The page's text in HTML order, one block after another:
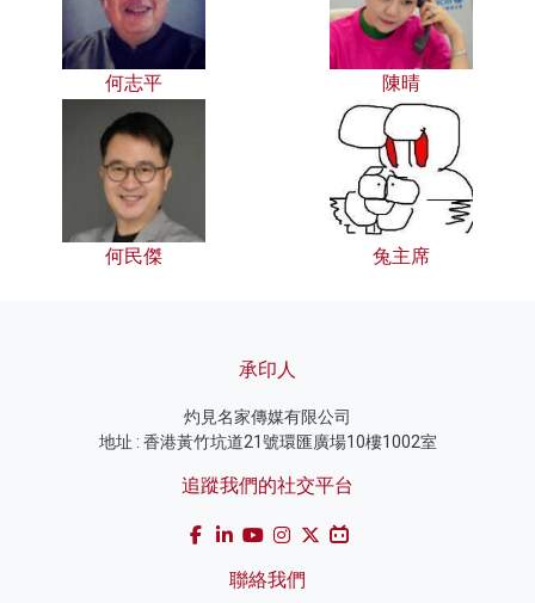
何志平 陳晴
何民傑 兔主席
承印人
灼見名家傳媒有限公司
地址 : 香港黃竹坑道21號環匯廣場10樓1002室
追蹤我們的社交平台
聯絡我們